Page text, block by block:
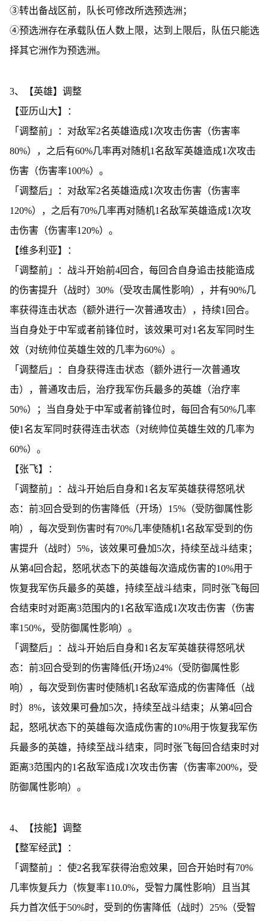
③转出备战区前，队长可修改所选预选洲；
④预选洲存在承载队伍人数上限，达到上限后，队伍只能选
择其它洲作为预选洲。
3、【英雄】调整
【亚历山大】：
「调整前」：对敌军2名英雄造成1次攻击伤害（伤害率
80%），之后有60%几率再对随机1名敌军英雄造成1次攻击
伤害（伤害率100%）。
「调整后」：对敌军2名英雄造成1次攻击伤害（伤害率
120%），之后有70%几率再对随机1名敌军英雄造成1次攻
击伤害（伤害率120%）。
【维多利亚】：
「调整前」：战斗开始前4回合，每回合自身追击技能造成
的伤害提升（战时）30%（受攻击属性影响），并有90%几
率获得连击状态（额外进行一次普通攻击），持续1回合。
当自身处于中军或者前锋位时，该效果可对1名友军同时生
效（对统帅位英雄生效的几率为60%）。
「调整后」：自身获得连击状态（额外进行一次普通攻
击），普通攻击后，治疗我军伤兵最多的英雄（治疗率
50%）；当自身处于中军或者前锋位时，每回合有50%几率
使1名友军同时获得连击状态（对统帅位英雄生效的几率为
60%）。
【张飞】：
「调整前」：战斗开始后自身和1名友军英雄获得怒吼状
态：前3回合受到的伤害降低（开场）15%（受防御属性影
响），每次受到伤害时有70%几率使随机1名敌军受到的伤
害提升（战时）5%，该效果可叠加5次，持续至战斗结束；
从第4回合起，怒吼状态下的英雄每次造成伤害的10%用于
恢复我军伤兵最多的英雄，持续至战斗结束，同时张飞每回
合结束时对距离3范围内的1名敌军造成1次攻击伤害（伤害
率150%，受防御属性影响）。
「调整后」：战斗开始后自身和1名友军英雄获得怒吼状
态：前3回合受到的伤害降低(开场)24%（受防御属性影
响），每次受到伤害时使随机1名敌军造成的伤害降低（战
时）8%，该效果可叠加5次，持续至战斗结束；从第4回合
起，怒吼状态下的英雄每次造成伤害的10%用于恢复我军伤
兵最多的英雄，持续至战斗结束，同时张飞每回合结束时对
距离3范围内的1名敌军造成1次攻击伤害（伤害率200%，受
防御属性影响）。
4、【技能】调整
【整军经武】：
「调整前」：使2名我军获得治愈效果，回合开始时有70%
几率恢复兵力（恢复率110.0%，受智力属性影响）且当其
兵力首次低于50%时，受到的伤害降低（战时）25%（受智